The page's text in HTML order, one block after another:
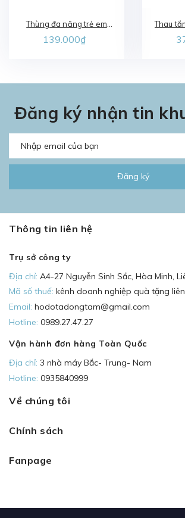
Thùng đa năng trẻ em
Notoro
139.000₫
Thau
Đăng ký nhận tin
Đăng ký
Thông tin liên hệ
Trụ sở công ty
Địa chỉ: A4-27 Nguyễn Sinh Sắc, Hòa Minh,
Mã số thuế: kênh doanh nghiệp quà tặng
Email: hodotadongtam@gmail.com
Hotline: 0989.27.47.27
Vận hành đơn hàng Toàn Quốc
Địa chỉ: 3 nhà máy Bắc- Trung- Nam
Hotline: 0935840999
Về chúng tôi
Chính sách
Fanpage